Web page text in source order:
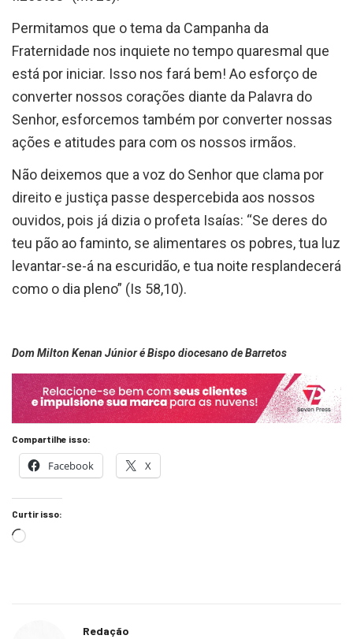
Permitamos que o tema da Campanha da
Fraternidade nos inquiete no tempo quaresmal que
está por iniciar. Isso nos fará bem! Ao esforço de
converter nossos corações diante da Palavra do
Senhor, esforcemos também por converter nossas
ações e atitudes para com os nossos irmãos.
Não deixemos que a voz do Senhor que clama por
direito e justiça passe despercebida aos nossos
ouvidos, pois já dizia o profeta Isaías: “Se deres do
teu pão ao faminto, se alimentares os pobres, tua luz
levantar-se-á na escuridão, e tua noite resplandecerá
como o dia pleno” (Is 58,10).
Dom Milton Kenan Júnior é Bispo diocesano de Barretos
Compartilhe isso:
Facebook X
Curtir isso:
Redação